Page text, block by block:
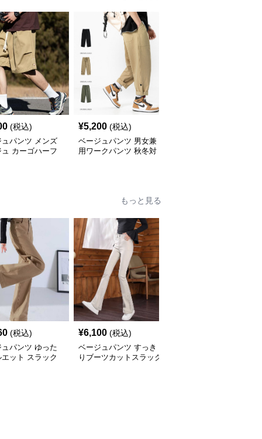
(税込)
ュパンツ メンズ
カーゴハーフ
¥5,200 (税込)
ベージュパンツ 男女兼
用ワークパンツ 秋冬対
もっと見る
(税込)
パンツ ゆった
エット スラック
¥6,100 (税込)
ベージュパンツ すっき
りブーツカットスラック